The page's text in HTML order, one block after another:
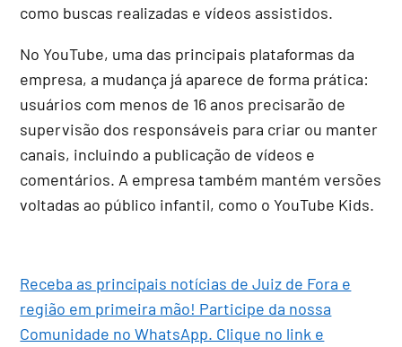
como buscas realizadas e vídeos assistidos.
No YouTube, uma das principais plataformas da
empresa, a mudança já aparece de forma prática:
usuários com menos de 16 anos precisarão de
supervisão dos responsáveis para criar ou manter
canais, incluindo a publicação de vídeos e
comentários. A empresa também mantém versões
voltadas ao público infantil, como o YouTube Kids.
Receba as principais notícias de Juiz de Fora e
região em primeira mão! Participe da nossa
Comunidade no WhatsApp. Clique no link e